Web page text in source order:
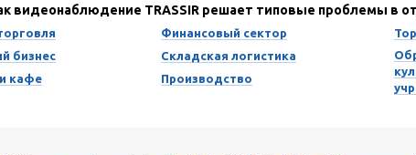
видеонаблюдение TRASSIR решает типовые проблемы в
бизнес
кафе
Финансовый сектор
Складская логистика
Производство